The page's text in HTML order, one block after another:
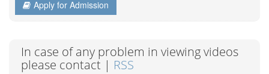
Apply for Admission
In case of any problem in viewing videos
please contact | RSS